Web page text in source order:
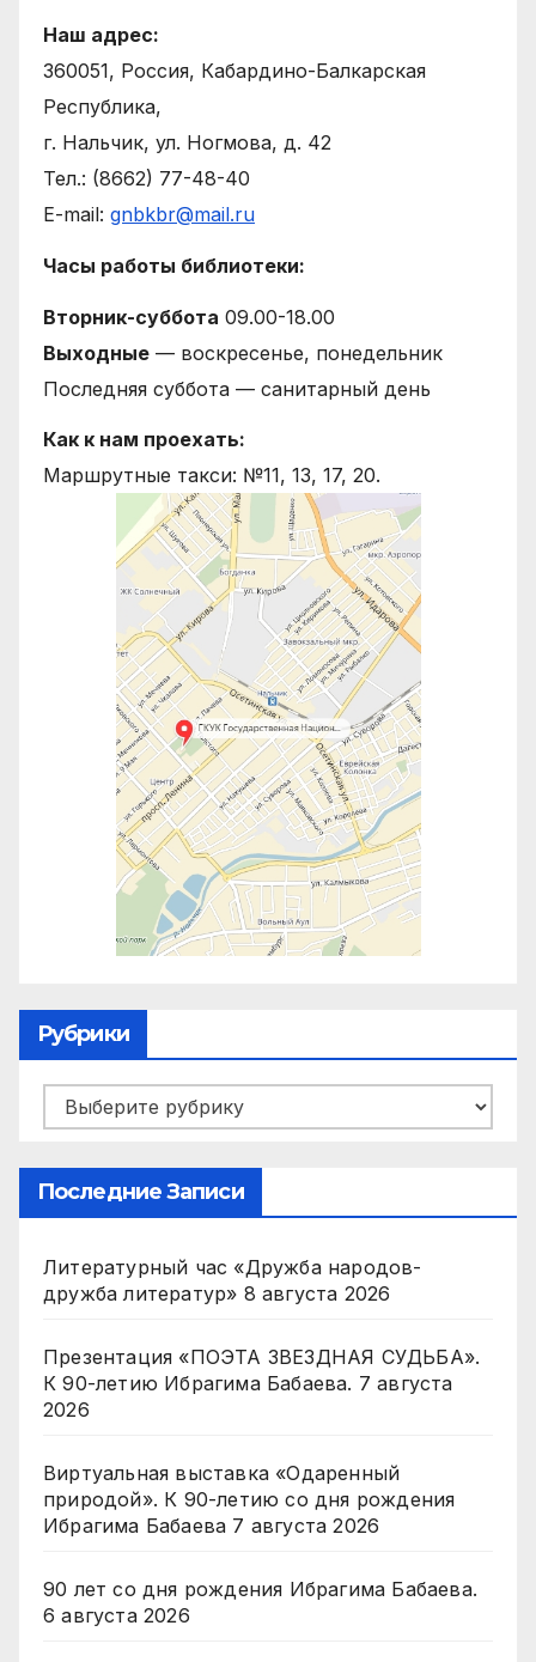
Наш адрес:
360051, Россия, Кабардино-Балкарская
Республика,
г. Нальчик, ул. Ногмова, д. 42
Тел.: (8662) 77-48-40
E-mail: gnbkbr@mail.ru
Часы работы библиотеки:
Вторник-суббота 09.00-18.00
Выходные — воскресенье, понедельник
Последняя суббота — санитарный день
Как к нам проехать:
Маршрутные такси: №11, 13, 17, 20.
Рубрики
Рубрики
Последние Записи
Литературный час «Дружба народов-
дружба литератур» 8 августа 2026
Презентация «ПОЭТА ЗВЕЗДНАЯ СУДЬБА».
К 90-летию Ибрагима Бабаева. 7 августа
2026
Виртуальная выставка «Одаренный
природой». К 90-летию со дня рождения
Ибрагима Бабаева 7 августа 2026
90 лет со дня рождения Ибрагима Бабаева.
6 августа 2026